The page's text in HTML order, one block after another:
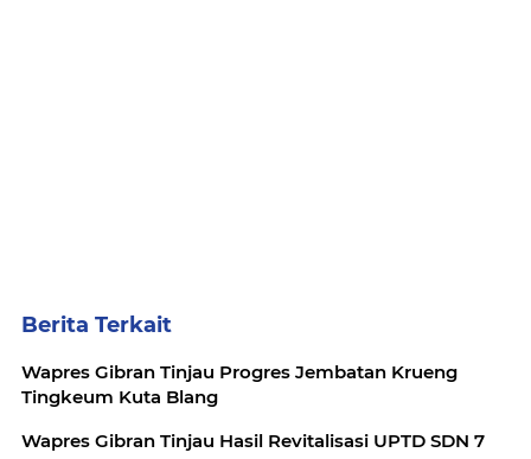
Berita Terkait
Wapres Gibran Tinjau Progres Jembatan Krueng
Tingkeum Kuta Blang
Wapres Gibran Tinjau Hasil Revitalisasi UPTD SDN 7